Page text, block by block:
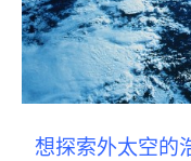
想探索外太空的